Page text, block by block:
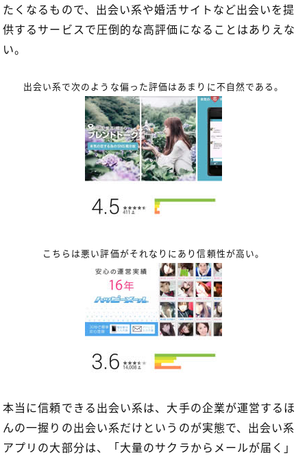
たくなるもので、出会い系や婚活サイトなど出会いを提
供するサービスで圧倒的な高評価になることはありえな
い。
出会い系で次のような偏った評価はあまりに不自然である。
こちらは悪い評価がそれなりにあり信頼性が高い。
本当に信頼できる出会い系は、大手の企業が運営するほ
んの一握りの出会い系だけというのが実態で、出会い系
アプリの大部分は、「大量のサクラからメールが届く」